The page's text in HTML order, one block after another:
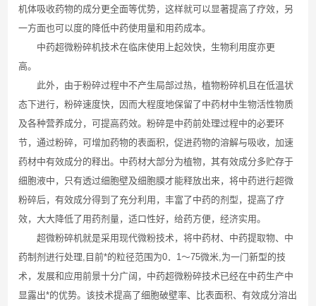
机体吸收药物的成分更全面等优势，这样就可以显著提高了疗效，另
一方面也可以度的降低中药使用量和用药成本。
中药超微粉碎机技术在临床使用上起效快，生物利用度亦更
高。
此外，由于粉碎过程中不产生局部过热，植物粉碎机且在低温状
态下进行，粉碎速度快，因而大程度地保留了中药材中生物活性物质
及各种营养成分，可提高药效。粉碎是中药前处理过程中的必要环
节，通过粉碎，可增加药物的表面积，促进药物的溶解与吸收，加速
药材中有效成分的释出。中药材大部分为植物，其有效成分多贮存于
细胞液中，只有透过细胞壁及细胞膜才能释放出来，将中药进行超微
粉碎后，有效成分得到了充分利用，丰富了中药的剂型，提高了疗
效，大大降低了用药剂量，适口性好，给药方便，经济实用。
超微粉碎机就是采用现代微粉技术，将中药材、中药提取物、中
药制剂进行处理,目前*的粒径范围为0．1～75微米,为一门新型的技
术，发展和应用前景十分广阔，中药超微粉碎技术已经在中药生产中
显露出*的优势。该技术提高了细胞破壁率、比表面积、有效成分溶出